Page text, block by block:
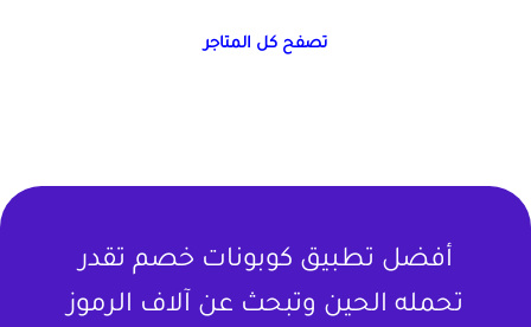
تصفح كل المتاجر
أفضل تطبيق كوبونات خصم تقدر
تحمله الحين وتبحث عن آلاف الرموز